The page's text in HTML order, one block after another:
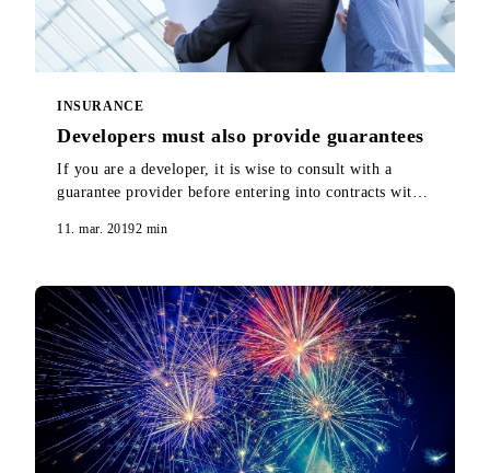
INSURANCE
Developers must also provide guarantees
If you are a developer, it is wise to consult with a
guarantee provider before entering into contracts with
why.
11. mar. 20192 min